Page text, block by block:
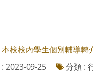
本校校內學生個別輔導轉
2023-09-25
分類 :